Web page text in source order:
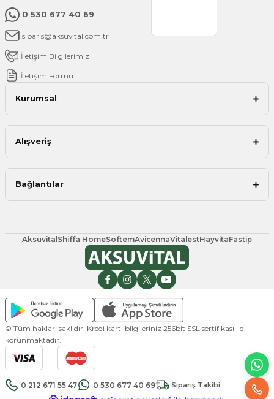
0 530 677 40 69
siparis@aksuvital.com.tr
İletişim Bilgilerimiz
İletişim Formu
Kurumsal
Alışveriş
Bağlantılar
Aksuvital Shiffa HomeSoftemAvicennaVitalestHayvitaFastip
© Tüm hakları saklıdır. Kredi kartı bilgileriniz 256bit SSL sertifikası ile
korunmaktadır.
0 212 671 55 47 0 530 677 40 69 Sipariş Takibi